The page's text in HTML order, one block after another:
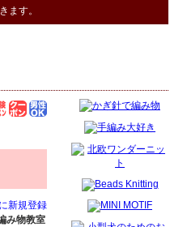
ます。
新規登録
み物教室